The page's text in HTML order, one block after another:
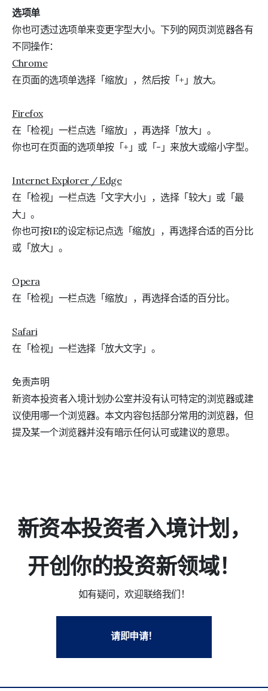
选项单
你也可透过选项单来变更字型大小。下列的网页浏览器各有
不同操作：
Chrome
在页面的选项单选择「缩放」，然后按「+」放大。
Firefox
在「检视」一栏点选「缩放」，再选择「放大」。
你也可在页面的选项单按「+」或「-」来放大或缩小字型。
Internet Explorer / Edge
在「检视」一栏点选「文字大小」，选择「较大」或「最
大」。
你也可按IE的设定标记点选「缩放」，再选择合适的百分比
或「放大」。
Opera
在「检视」一栏点选「缩放」，再选择合适的百分比。
Safari
在「检视」一栏选择「放大文字」。
免责声明
新资本投资者入境计划办公室并没有认可特定的浏览器或建
议使用哪一个浏览器。本文内容包括部分常用的浏览器，但
提及某一个浏览器并没有暗示任何认可或建议的意思。
新资本投资者入境计划，
开创你的投资新领域！
如有疑问，欢迎联络我们！
请即申请！